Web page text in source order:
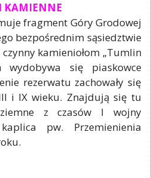
KAMIENNE
fragment Góry Grodowej
bezpośrednim sąsiedztwie
kamieniołom „Tumlin
wydobywa się piaskowce
rezerwatu zachowały się
i IX wieku. Znajdują się tu
z czasów I wojny
pw. Przemienienia